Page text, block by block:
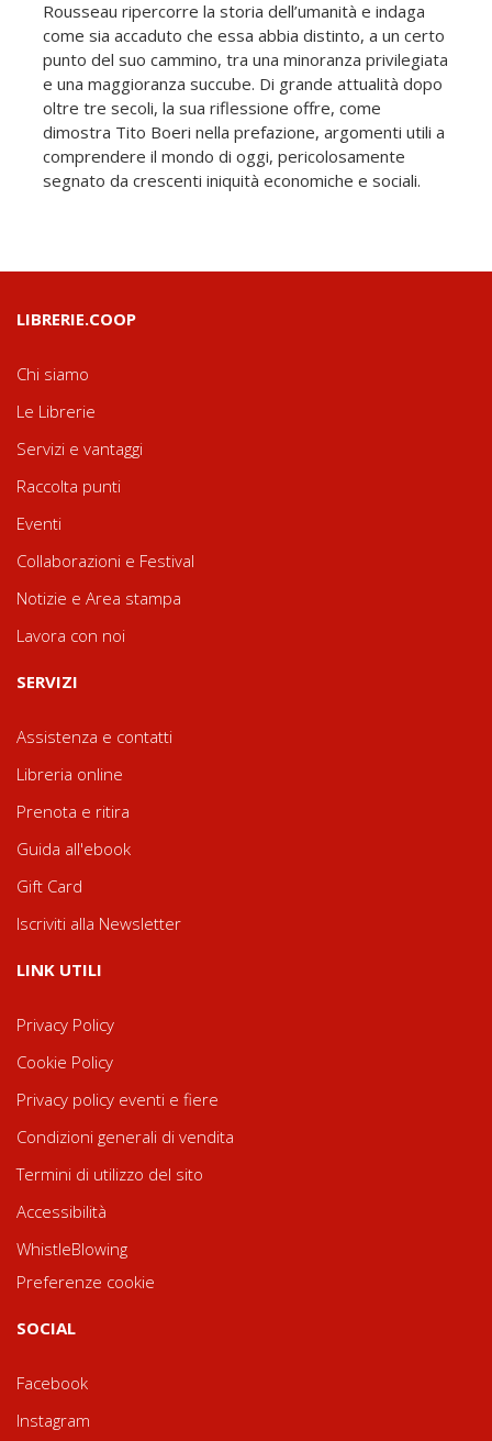
Rousseau ripercorre la storia dell’umanità e indaga
come sia accaduto che essa abbia distinto, a un certo
punto del suo cammino, tra una minoranza privilegiata
e una maggioranza succube. Di grande attualità dopo
oltre tre secoli, la sua riflessione offre, come
dimostra Tito Boeri nella prefazione, argomenti utili a
comprendere il mondo di oggi, pericolosamente
segnato da crescenti iniquità economiche e sociali.
LIBRERIE.COOP
Chi siamo
Le Librerie
Servizi e vantaggi
Raccolta punti
Eventi
Collaborazioni e Festival
Notizie e Area stampa
Lavora con noi
SERVIZI
Assistenza e contatti
Libreria online
Prenota e ritira
Guida all'ebook
Gift Card
Iscriviti alla Newsletter
LINK UTILI
Privacy Policy
Cookie Policy
Privacy policy eventi e fiere
Condizioni generali di vendita
Termini di utilizzo del sito
Accessibilità
WhistleBlowing
Preferenze cookie
SOCIAL
Facebook
Instagram